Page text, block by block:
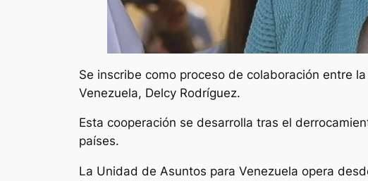
Se inscribe como proceso de colaboración entre
Venezuela, Delcy Rodríguez.
Esta cooperación se desarrolla tras el
países.
La Unidad de Asuntos para Venezuela opera